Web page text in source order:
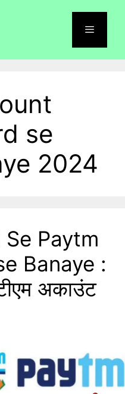
se
2024
Paytm
Banaye :
अकाउंट